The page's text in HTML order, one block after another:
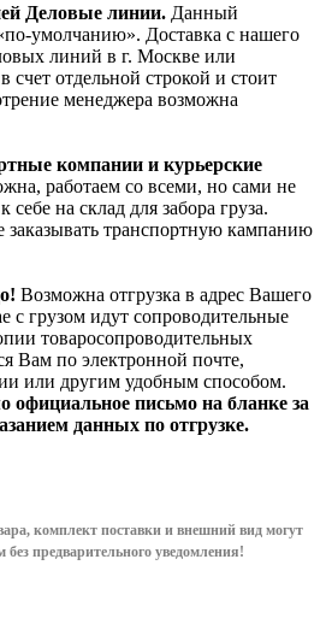
Деловые линии. Данный
умолчанию». Доставка с нашего
линий в г. Москве или
счет отдельной строкой и стоит
менеджера возможна
компании и курьерские
работаем со всеми, но сами не
себе на склад для забора груза.
заказывать транспортную кампанию
Возможна отгрузка в адрес Вашего
с грузом идут сопроводительные
товаросопроводительных
Вам по электронной почте,
или другим удобным способом.
официальное письмо на бланке за
данных по отгрузке.
комплект поставки и внешний вид могут
предварительного уведомления!